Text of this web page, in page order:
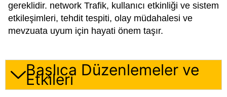
gereklidir. network Trafik, kullanıcı etkinliği ve sistem
etkileşimleri, tehdit tespiti, olay müdahalesi ve
mevzuata uyum için hayati önem taşır.
Başlıca Düzenlemeler ve
Etkileri